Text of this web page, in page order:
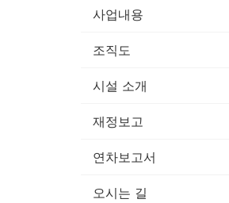
사업내용
조직도
시설 소개
재정보고
연차보고서
오시는 길